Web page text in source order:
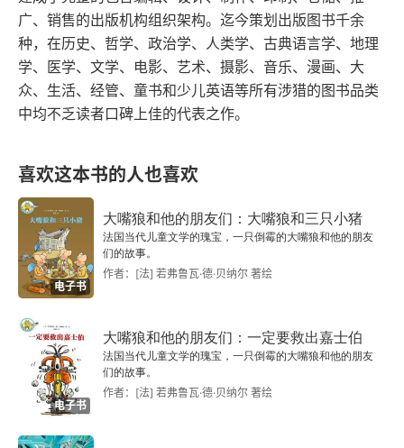
广、销售的出版机构组织架构。迄今策划出版图书千余
种，在历史、哲学、政治学、人类学、古典语言学、地理
学、医学、文学、电影、艺术、摄影、音乐、漫画、大
众、生活、经管、童书和少儿英语等所有涉猎的图书品类
中均不乏读者口碑上佳的代表之作。
喜欢这本书的人也喜欢
电子书
大嘴狼和他的朋友们：大嘴狼和三只小猪
法国当代儿童文学的瑰宝，一只倒霉的大嘴狼和他的朋友
们的故事。
作者：[法] 若弗鲁瓦·德·贝纳尔 著绘
电子书
大嘴狼和他的朋友们：一定要救出嘉士伯
法国当代儿童文学的瑰宝，一只倒霉的大嘴狼和他的朋友
们的故事。
作者：[法] 若弗鲁瓦·德·贝纳尔 著绘